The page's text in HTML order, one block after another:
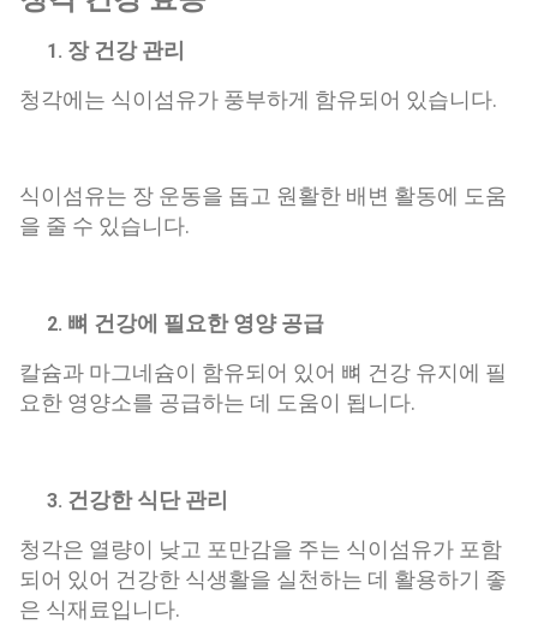
장 건강 관리
청각에는 식이섬유가 풍부하게 함유되어 있습니다.
식이섬유는 장 운동을 돕고 원활한 배변 활동에 도움
을 줄 수 있습니다.
뼈 건강에 필요한 영양 공급
칼슘과 마그네슘이 함유되어 있어 뼈 건강 유지에 필
요한 영양소를 공급하는 데 도움이 됩니다.
건강한 식단 관리
청각은 열량이 낮고 포만감을 주는 식이섬유가 포함
되어 있어 건강한 식생활을 실천하는 데 활용하기 좋
은 식재료입니다.